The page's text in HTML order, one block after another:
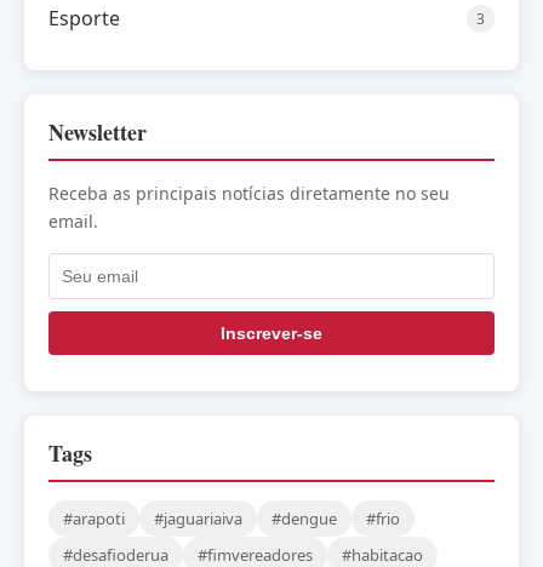
Esporte 3
Newsletter
Receba as principais notícias diretamente no seu
email.
Inscrever-se
Tags
#arapoti #jaguariaiva #dengue
#frio
#desafioderua
#fimvereadores
#habitacao